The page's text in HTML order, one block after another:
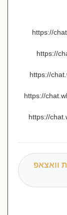
https://
https://
https://
https://
https://